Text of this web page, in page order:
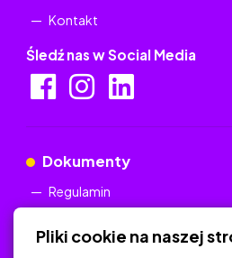
Kontakt
Śledź nas w Social Media
Dokumenty
Regulamin
Pliki cookie na naszej